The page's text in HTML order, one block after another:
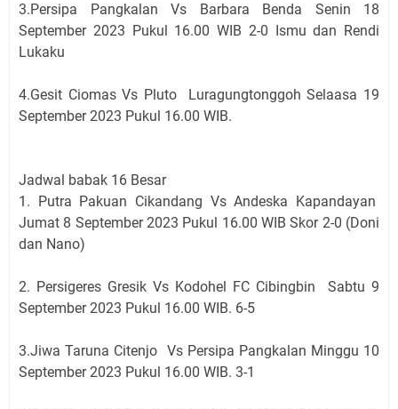
3.Persipa Pangkalan Vs Barbara Benda Senin 18
September 2023 Pukul 16.00 WIB 2-0 Ismu dan Rendi
Lukaku
4.Gesit Ciomas Vs Pluto Luragungtonggoh Selaasa 19
September 2023 Pukul 16.00 WIB.
Jadwal babak 16 Besar
1. Putra Pakuan Cikandang Vs Andeska Kapandayan
Jumat 8 September 2023 Pukul 16.00 WIB Skor 2-0 (Doni
dan Nano)
2. Persigeres Gresik Vs Kodohel FC Cibingbin Sabtu 9
September 2023 Pukul 16.00 WIB. 6-5
3.Jiwa Taruna Citenjo Vs Persipa Pangkalan Minggu 10
September 2023 Pukul 16.00 WIB. 3-1